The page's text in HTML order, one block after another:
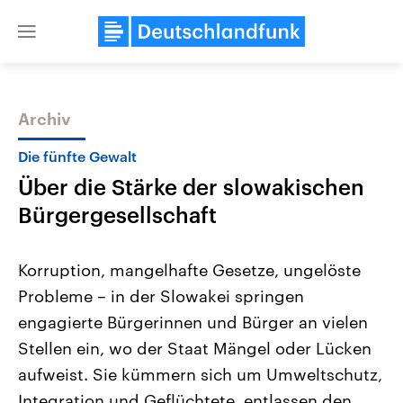
Close
Themen
Landtagswahl Sachsen-Anhalt
2026
Alle Informationen
Sachsen-Anhalt wählt am 6.
September 2026 einen neuen
Landtag. Seit 2021 wird das
Bundesland von einer Koalition aus
USA
Aktuelle Beiträge,
Hintergründe
Wirtschaftlich und
gehören die Vereinigten
den mächtigsten Ländern
mit großem Einfluss auf
Archiv
Die fünfte Gewalt
Über die Stärke der slowakischen
Bürgergesellschaft
Korruption, mangelhafte Gesetze, ungelöste
Probleme – in der Slowakei springen
engagierte Bürgerinnen und Bürger an vielen
Stellen ein, wo der Staat Mängel oder Lücken
aufweist. Sie kümmern sich um Umweltschutz,